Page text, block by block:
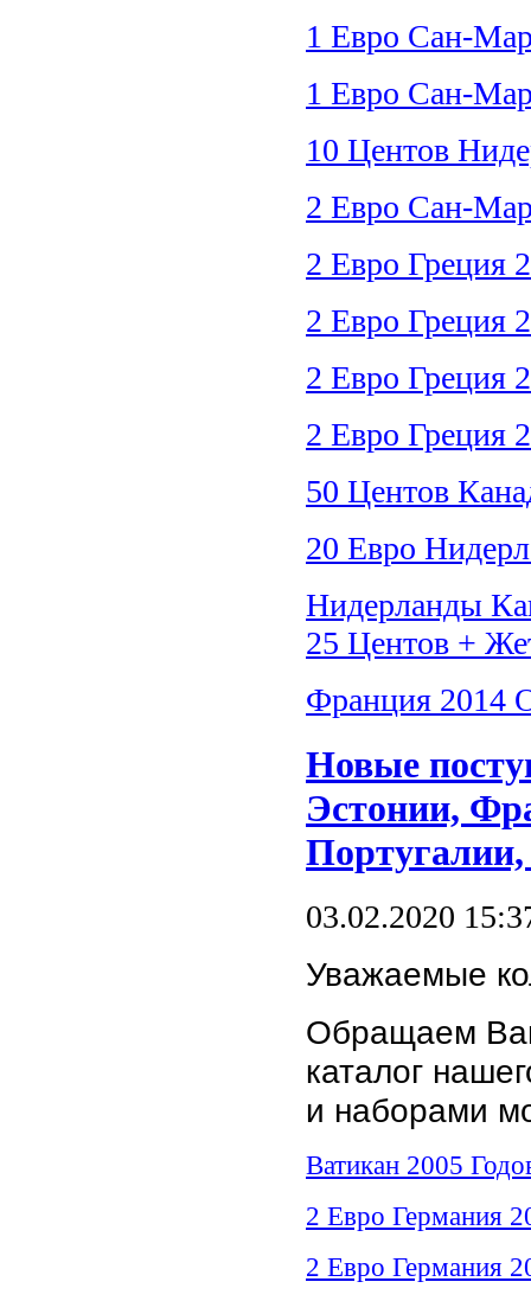
1 Евро Сан-
1 Евро Сан-
10 Центов
2 Евро Сан-
2 Евро Греция
2 Евро Греция
2 Евро Греция
2 Евро Греция
50 Центов
20 Евро
Нидерланды
25 Центов +
Франция 2014
Новые
Эстонии,
03.02.2020
Уважаемые
Обращаем
каталог
и наборами
Ватикан 2005
2 Евро Германия
2 Евро Германия